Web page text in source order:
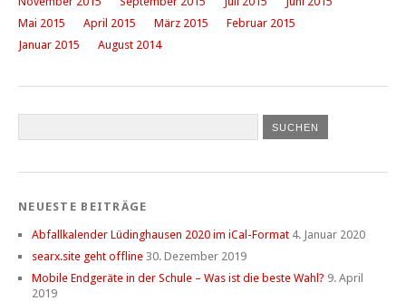
Mai 2015
April 2015 März 2015
Februar 2015
Januar 2015
August 2014
NEUESTE BEITRÄGE
Abfallkalender Lüdinghausen 2020 im iCal-Format 4. Januar 2020
searx.site geht offline 30. Dezember 2019
Mobile Endgeräte in der Schule – Was ist die beste Wahl? 9. April
2019